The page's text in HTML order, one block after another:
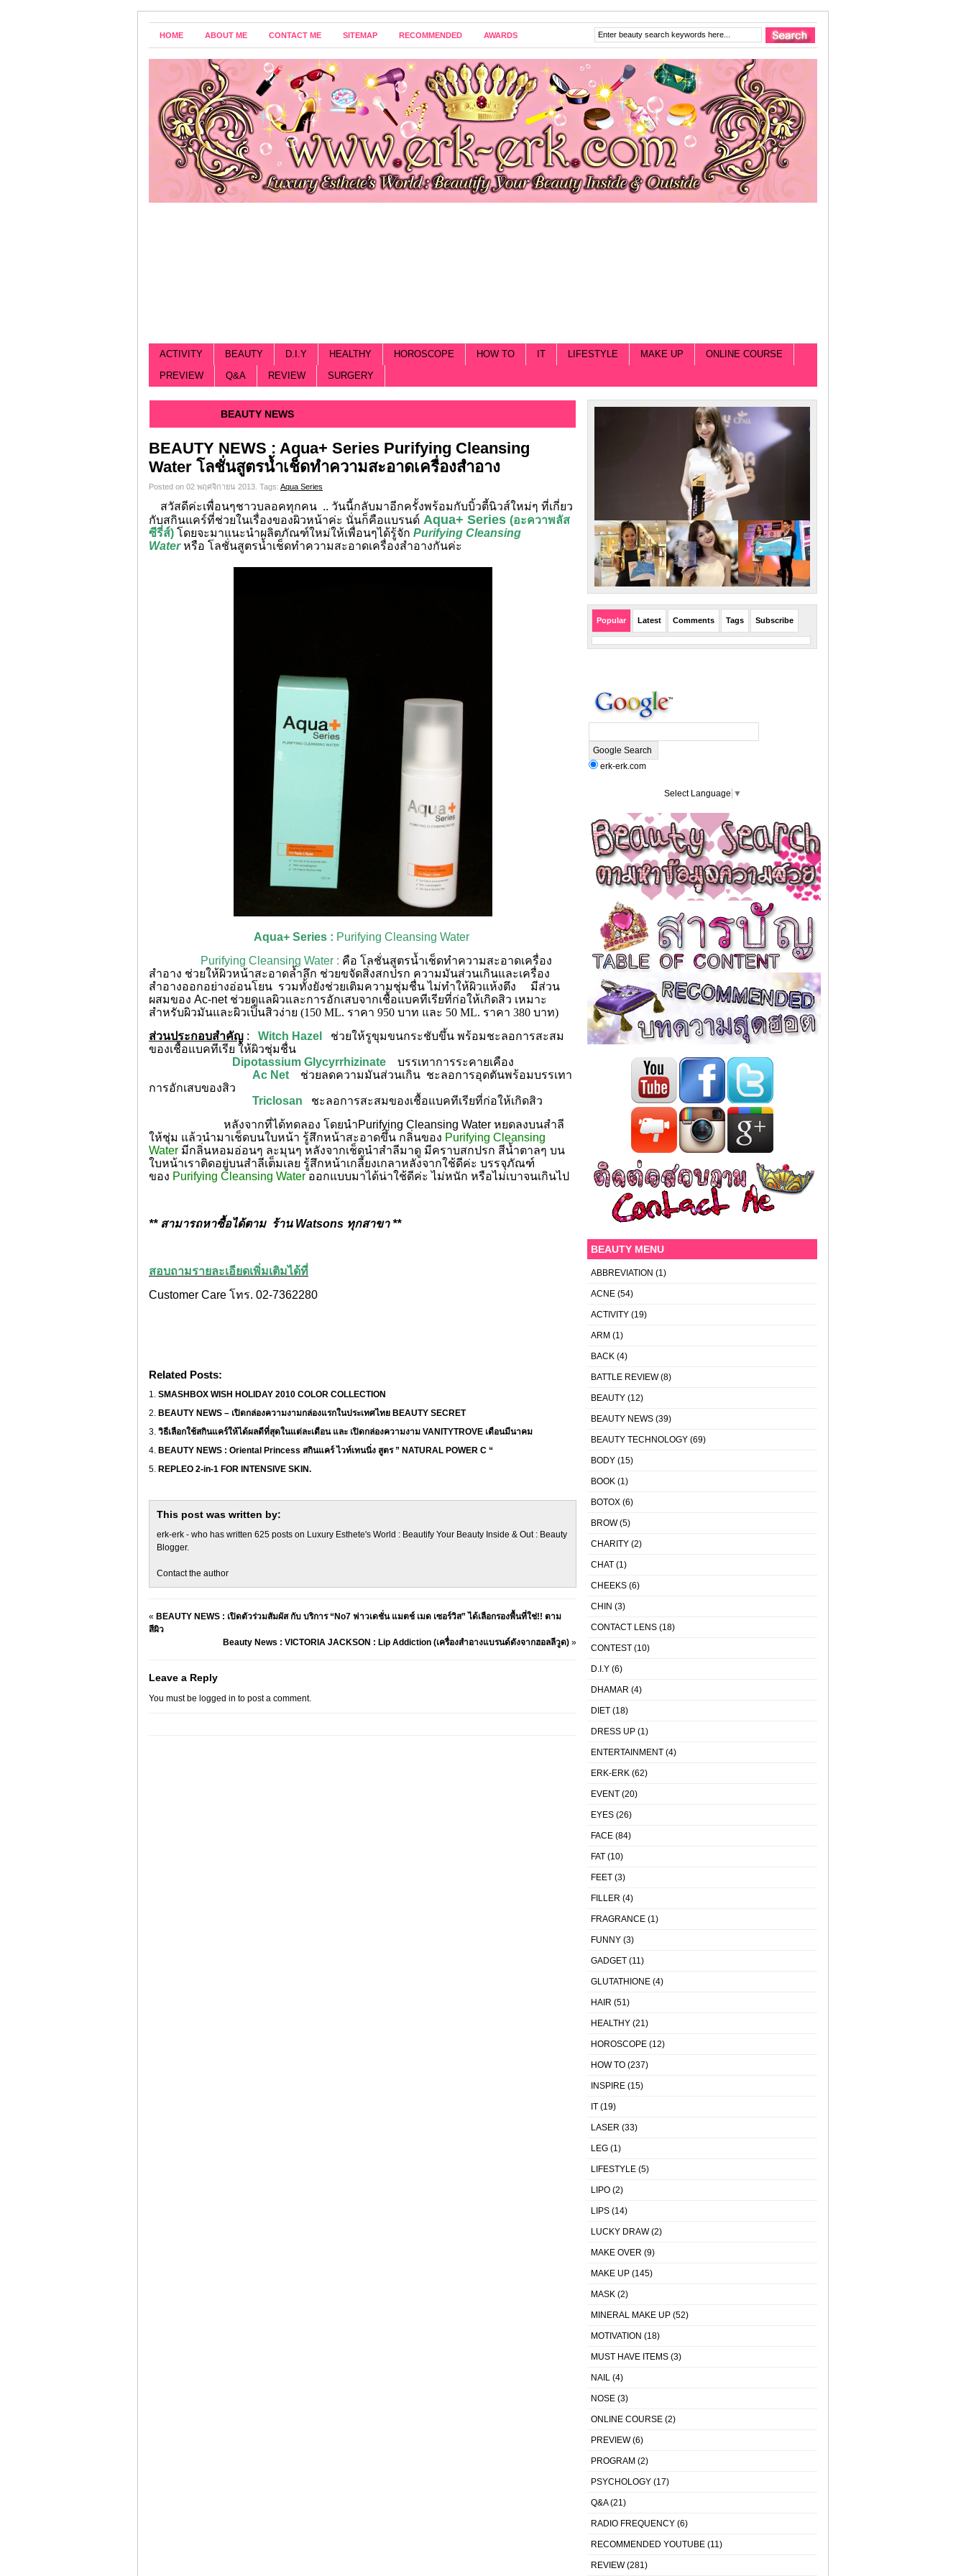
HOME ABOUT ME CONTACT ME SITEMAP RECOMMENDED AWARDS
ACTIVITY BEAUTY D.I.Y HEALTHY HOROSCOPE HOW TO IT LIFESTYLE MAKE UP
ONLINE COURSE
PREVIEW
Q&A REVIEW SURGERY
BEAUTY NEWS
BEAUTY NEWS : Aqua+ Series Purifying Cleansing
Water โลชั่นสูตรน้ำเช็ดทำความสะอาดเครื่องสำอาง
Posted on 02 พฤศจิกายน 2013. Tags: Aqua Series
สวัสดีค่ะเพื่อนๆชาวบลอคทุกคน .. วันนี้กลับมาอีกครั้งพร้อมกับบิ้วตี้นิวส์ใหม่ๆ ที่เกี่ยว
กับสกินแคร์ที่ช่วยในเรื่องของผิวหน้าค่ะ นั่นก็คือแบรนด์ Aqua+ Series (อะควาพลัส
ซีรี่ส์) โดยจะมาแนะนำผลิตภัณฑ์ใหม่ให้เพื่อนๆได้รู้จัก Purifying Cleansing
Waterหรือ โลชั่นสูตรน้ำเช็ดทำความสะอาดเครื่องสำอางกันค่ะ
Aqua+ Series : Purifying Cleansing Water
Purifying Cleansing Water : คือ โลชั่นสูตรน้ำเช็ดทำความสะอาดเครื่อง
สำอาง ช่วยให้ผิวหน้าสะอาดล้ำลึก ช่วยขจัดสิ่งสกปรก ความมันส่วนเกินและเครื่อง
สำอางออกอย่างอ่อนโยน รวมทั้งยังช่วยเติมความชุ่มชื่น ไม่ทำให้ผิวแห้งตึง มีส่วน
ผสมของ Ac-net ช่วยดูแลผิวและการอักเสบจากเชื้อแบคทีเรียที่ก่อให้เกิดสิว เหมาะ
สำหรับผิวมันและผิวเป็นสิวง่าย (150 ML. ราคา 950 บาท และ 50 ML. ราคา 380 บาท)
ส่วนประกอบสำคัญ : Witch Hazel
ช่วยให้รูขุมขนกระชับขึ้น พร้อมชะลอการสะสม
ของเชื้อแบคทีเรีย ให้ผิวชุ่มชื่น
Dipotassium Glycyrrhizinate
บรรเทาการระคายเคือง
Ac Net
ช่วยลดความมันส่วนเกิน ชะลอการอุดตันพร้อมบรรเทา
การอักเสบของสิว
Triclosan ชะลอการสะสมของเชื้อแบคทีเรียที่ก่อให้เกิดสิว
หลังจากที่ได้ทดลอง โดยนำPurifying Cleansing Water หยดลงบนสำลี
ให้ชุ่ม แล้วนำมาเช็ดบนใบหน้า รู้สึกหน้าสะอาดขึ้น กลิ่นของ Purifying Cleansing
Water มีกลิ่นหอมอ่อนๆ ละมุนๆ หลังจากเช็ดนำสำลีมาดู มีคราบสกปรก สีน้ำตาลๆ บน
ใบหน้าเราติดอยู่บนสำลีเต็มเลย รู้สึกหน้าเกลี้ยงเกลาหลังจากใช้ดีค่ะ บรรจุภัณฑ์
ของ Purifying Cleansing Water ออกแบบมาได้น่าใช้ดีค่ะ ไม่หนัก หรือไม่เบาจนเกินไป
** สามารถหาซื้อได้ตาม ร้าน Watsons ทุกสาขา **
สอบถามรายละเอียดเพิ่มเติมได้ที่
Customer Care โทร. 02-7362280
Related Posts:
SMASHBOX WISH HOLIDAY 2010 COLOR COLLECTION
BEAUTY NEWS – เปิดกล่องความงามกล่องแรกในประเทศไทย BEAUTY SECRET
วิธีเลือกใช้สกินแคร์ให้ได้ผลดีที่สุดในแต่ละเดือน และ เปิดกล่องความงาม VANITYTROVE เดือนมีนาคม
BEAUTY NEWS : Oriental Princess สกินแคร์ ไวท์เทนนิ่ง สูตร ” NATURAL POWER C “
REPLEO 2-in-1 FOR INTENSIVE SKIN.
This post was written by:
erk-erk - who has written 625 posts on Luxury Esthete's World : Beautify Your Beauty Inside & Out : Beauty
Blogger.
Contact the author
« BEAUTY NEWS : เปิดตัวร่วมสัมผัส กับ บริการ “No7 ฟาวเดชั่น แมตช์ เมด เซอร์วิส” ได้เลือกรองพื้นที่ใช่!! ตาม
สีผิว
Beauty News : VICTORIA JACKSON : Lip Addiction (เครื่องสำอางแบรนด์ดังจากฮอลลีวูด) »
Leave a Reply
You must be logged in to post a comment.
Popular Latest Comments Tags Subscribe
erk-erk.com
Select Language ▼
BEAUTY MENU
ABBREVIATION (1)
ACNE (54)
ACTIVITY (19)
ARM (1)
BACK (4)
BATTLE REVIEW(8)
BEAUTY (12)
BEAUTY NEWS (39)
BEAUTY TECHNOLOGY (69)
BODY (15)
BOOK (1)
BOTOX (6)
BROW(5)
CHARITY (2)
CHAT (1)
CHEEKS (6)
CHIN (3)
CONTACT LENS (18)
CONTEST (10)
D.I.Y (6)
DHAMAR (4)
DIET (18)
DRESS UP (1)
ENTERTAINMENT (4)
ERK-ERK (62)
EVENT (20)
EYES (26)
FACE (84)
FAT (10)
FEET (3)
FILLER (4)
FRAGRANCE (1)
FUNNY (3)
GADGET (11)
GLUTATHIONE (4)
HAIR (51)
HEALTHY (21)
HOROSCOPE (12)
HOW TO (237)
INSPIRE (15)
IT (19)
LASER (33)
LEG (1)
LIFESTYLE (5)
LIPO (2)
LIPS (14)
LUCKY DRAW(2)
MAKE OVER (9)
MAKE UP (145)
MASK (2)
MINERAL MAKE UP (52)
MOTIVATION (18)
MUST HAVE ITEMS (3)
NAIL (4)
NOSE (3)
ONLINE COURSE (2)
PREVIEW(6)
PROGRAM (2)
PSYCHOLOGY (17)
Q&A(21)
RADIO FREQUENCY (6)
RECOMMENDED YOUTUBE (11)
REVIEW(281)